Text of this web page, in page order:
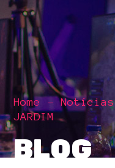
Home Notícias
JARDIM
BLOG